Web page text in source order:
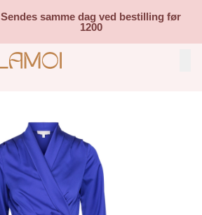
Sendes samme dag ved bestilling før
1200